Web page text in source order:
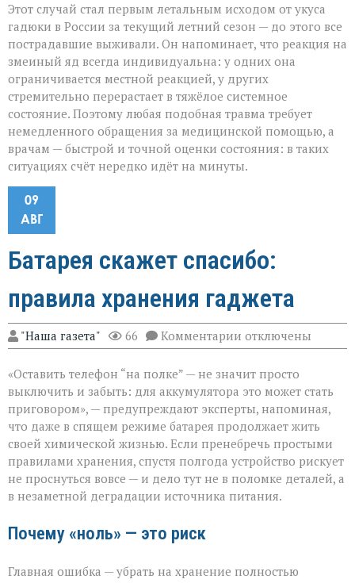
Этот случай стал первым летальным исходом от укуса
гадюки в России за текущий летний сезон — до этого все
пострадавшие выживали. Он напоминает, что реакция на
змеиный яд всегда индивидуальна: у одних она
ограничивается местной реакцией, у других
стремительно перерастает в тяжёлое системное
состояние. Поэтому любая подобная травма требует
немедленного обращения за медицинской помощью, а
врачам — быстрой и точной оценки состояния: в таких
ситуациях счёт нередко идёт на минуты.
09
АВГ
Батарея скажет спасибо:
правила хранения гаджета
"Наша газета" 66 Комментарии к
записи
скажет
спасибо:
хранения
гаджета
отключены
«Оставить телефон “на полке” — не значит просто
выключить и забыть: для аккумулятора это может стать
приговором», — предупреждают эксперты, напоминая,
что даже в спящем режиме батарея продолжает жить
своей химической жизнью. Если пренебречь простыми
правилами хранения, спустя полгода устройство рискует
не проснуться вовсе — и дело тут не в поломке деталей, а
в незаметной деградации источника питания.
Почему «ноль» — это риск
Главная ошибка — убрать на хранение полностью